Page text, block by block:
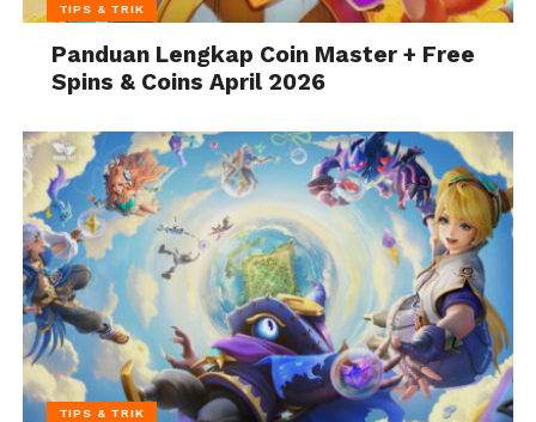
TIPS & TRIK
Panduan Lengkap Coin Master + Free
Spins & Coins April 2026
TIPS & TRIK